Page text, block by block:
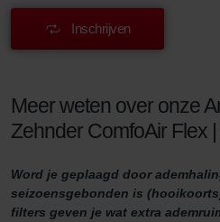
Inschrijven
Meer weten over onze
Zehnder ComfoAir Flex
Word je geplaagd door
seizoensgebonden is
filters geven je wat extra